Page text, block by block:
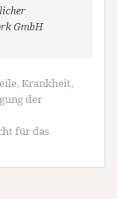
GmbH
,Krankheit,
der
für das